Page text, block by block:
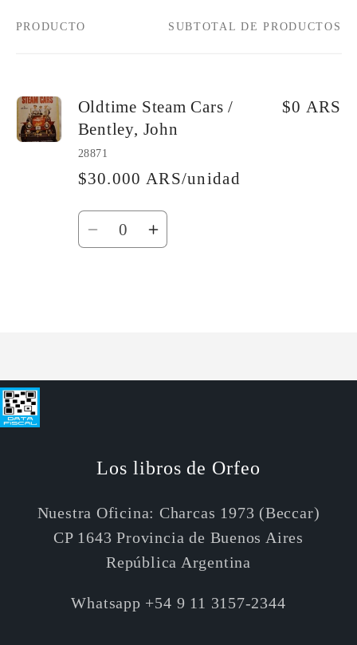
Tu
PRODUCTO SUBTOTAL DE PRODUCTOS
Oldtime Steam Cars /
Bentley, John
28871
$30.000 ARS/unidad
$0 ARS
Cantidad
ReducirAumentar
Los libros de Orfeo
Nuestra Oficina: Charcas 1973 (Beccar)
CP 1643 Provincia de Buenos Aires
República Argentina
Whatsapp +54 9 11 3157-2344